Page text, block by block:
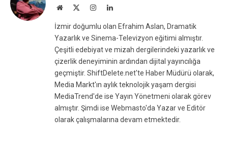
Website InstagramLinkedIn
İzmir doğumlu olan Efrahim Aslan, Dramatik
Yazarlık ve Sinema-Televizyon eğitimi almıştır.
Çeşitli edebiyat ve mizah dergilerindeki yazarlık ve
çizerlik deneyiminin ardından dijital yayıncılığa
geçmiştir. ShiftDelete.net'te Haber Müdürü olarak,
Media Markt'ın aylık teknolojik yaşam dergisi
MediaTrend'de ise Yayın Yönetmeni olarak görev
almıştır. Şimdi ise Webmasto'da Yazar ve Editör
olarak çalışmalarına devam etmektedir.